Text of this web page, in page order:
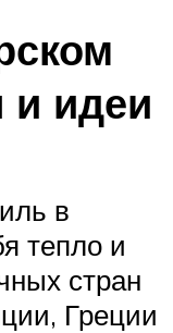
и идеи
в
тепло и
стран
Греции